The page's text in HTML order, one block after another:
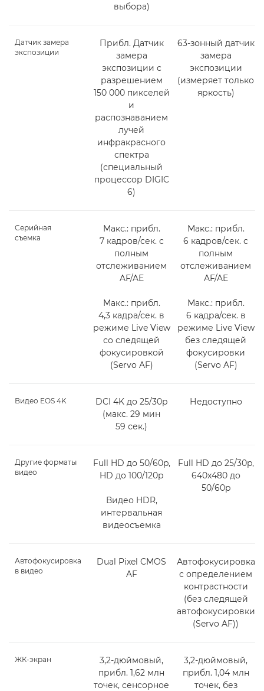
выбора)
Датчик замера
экспозиции
Прибл. Датчик
замера
экспозиции с
разрешением
150 000 пикселей
и
распознаванием
лучей
инфракрасного
спектра
(специальный
процессор DIGIC
6)
63-зонный датчик
замера
экспозиции
(измеряет только
яркость)
Серийная
съемка
Макс.: прибл.
7 кадров/сек. с
полным
отслеживанием
AF/AE
Макс.: прибл.
4,3 кадра/сек. в
режиме Live View
со следящей
фокусировкой
(Servo AF)
Макс.: прибл.
6 кадров/сек. с
полным
отслеживанием
AF/AE
Макс.: прибл.
6 кадра/сек. в
режиме Live View
без следящей
фокусировки
(Servo AF)
Видео EOS 4K
DCI 4K до 25/30p
(макс. 29 мин
59 сек.)
Недоступно
Другие форматы
видео
Full HD до 50/60p,
HD до 100/120p
Видео HDR,
интервальная
видеосъемка
Full HD до 25/30p,
640x480 до
50/60p
Автофокусировка
в видео
Dual Pixel CMOS
AF
Автофокусировка
с определением
контрастности
(без следящей
автофокусировки
(Servo AF))
ЖК-экран
3,2-дюймовый,
прибл. 1,62 млн
точек, сенсорное
3,2-дюймовый,
прибл. 1,04 млн
точек, без